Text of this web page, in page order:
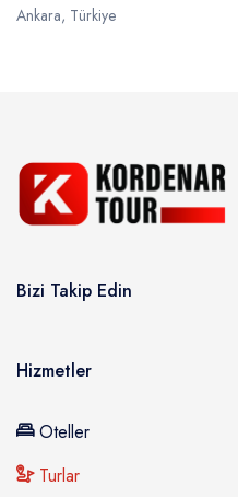
Ankara, Türkiye
Bizi Takip Edin
Hizmetler
Oteller
Turlar